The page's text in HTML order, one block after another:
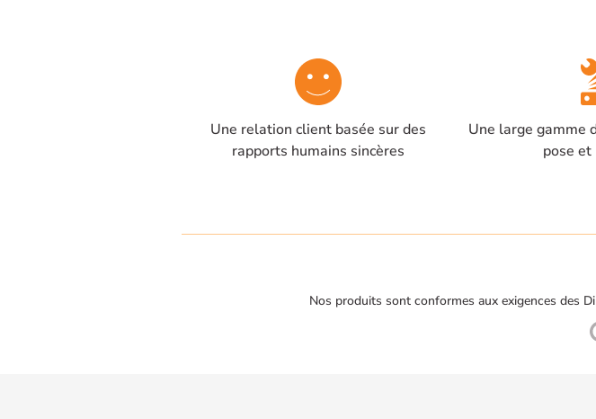
Une relation client basée sur des
rapports humains sincères
Une large gamme
pose et
Nos produits sont conformes aux exigences des